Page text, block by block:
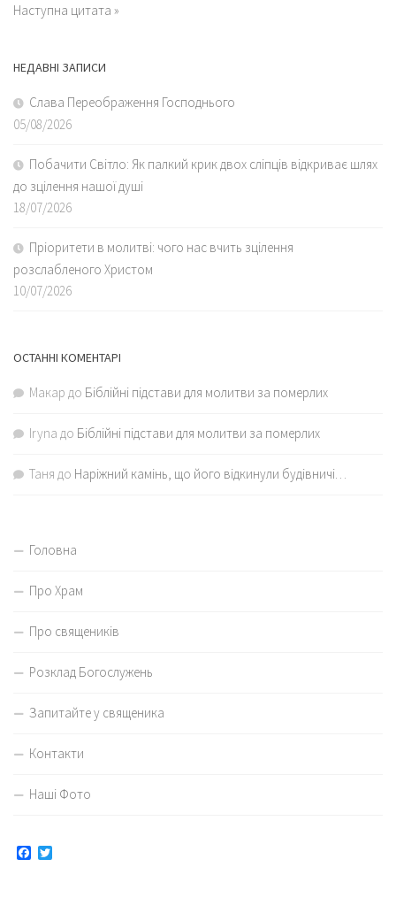
Наступна цитата »
НЕДАВНІ ЗАПИСИ
Слава Переображення Господнього
05/08/2026
Побачити Світло: Як палкий крик двох сліпців відкриває шлях
до зцілення нашої душі
18/07/2026
Пріоритети в молитві: чого нас вчить зцілення
розслабленого Христом
10/07/2026
ОСТАННІ КОМЕНТАРІ
Макар до Біблійні підстави для молитви за померлих
Iryna до Біблійні підстави для молитви за померлих
Таня до Наріжний камінь, що його відкинули будівничі…
Головна
Про Храм
Про священиків
Розклад Богослужень
Запитайте у священика
Контакти
Наші Фото
Facebook